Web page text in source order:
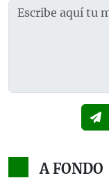
A FONDO